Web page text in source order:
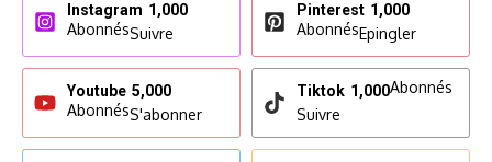
Instagram 1,000
AbonnésSuivre
Pinterest 1,000
AbonnésEpingler
Youtube 5,000
AbonnésS'abonner
Tiktok 1,000Abonnés
Suivre